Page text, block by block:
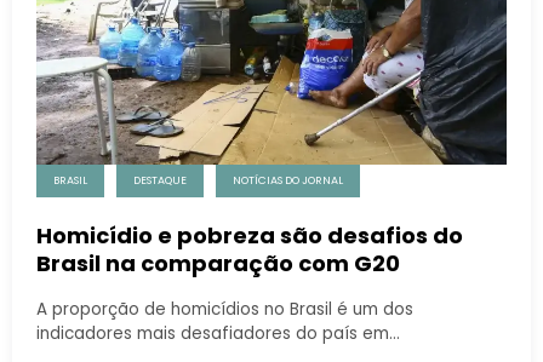
BRASIL DESTAQUE NOTÍCIAS DO JORNAL
Homicídio e pobreza são desafios do
Brasil na comparação com G20
A proporção de homicídios no Brasil é um dos
indicadores mais desafiadores do país em…